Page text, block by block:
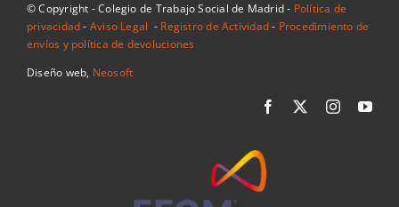
© Copyright - Colegio de Trabajo Social de Madrid - Política de
privacidad- Aviso Legal - Registro de Actividad- Procedimiento de
envíos y política de devoluciones
Diseño web, Neosoft